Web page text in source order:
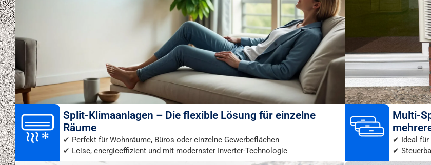
Split-Klimaanlagen – Die flexible Lösung für einzelne
Räume
✔ Perfekt für Wohnräume, Büros oder einzelne Gewerbeflächen
✔ Leise, energieeffizient und mit modernster Inverter-Technologie
Multi-
✔ Ideal für
✔